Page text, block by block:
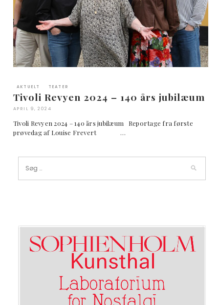
AKTUELT TEATER
Tivoli Revyen 2024 – 140 års jubilæum
APRIL 9, 2024
Tivoli Revyen 2024 – 140 års jubilæum Reportage fra første
prøvedag af Louise Frevert …